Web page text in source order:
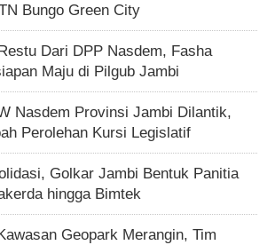
Bungo Green City
Dari DPP Nasdem, Fasha
Maju di Pilgub Jambi
Nasdem Provinsi Jambi Dilantik,
Perolehan Kursi Legislatif
Golkar Jambi Bentuk Panitia
hingga Bimtek
Geopark Merangin, Tim